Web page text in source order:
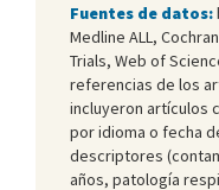
Fuentes de datos:
Medline ALL,
Trials, Web of
referencias de los
incluyeron artículos
por idioma o fecha
descriptores
años, patología